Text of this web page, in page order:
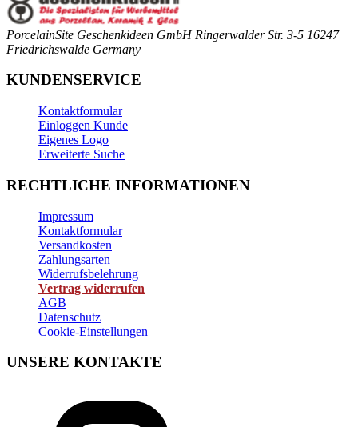
PorcelainSite Geschenkideen GmbH Ringerwalder Str. 3-5 16247
Friedrichswalde Germany
KUNDENSERVICE
Kontaktformular
Einloggen Kunde
Eigenes Logo
Erweiterte Suche
RECHTLICHE INFORMATIONEN
Impressum
Kontaktformular
Versandkosten
Zahlungsarten
Widerrufsbelehrung
Vertrag widerrufen
AGB
Datenschutz
Cookie-Einstellungen
UNSERE KONTAKTE